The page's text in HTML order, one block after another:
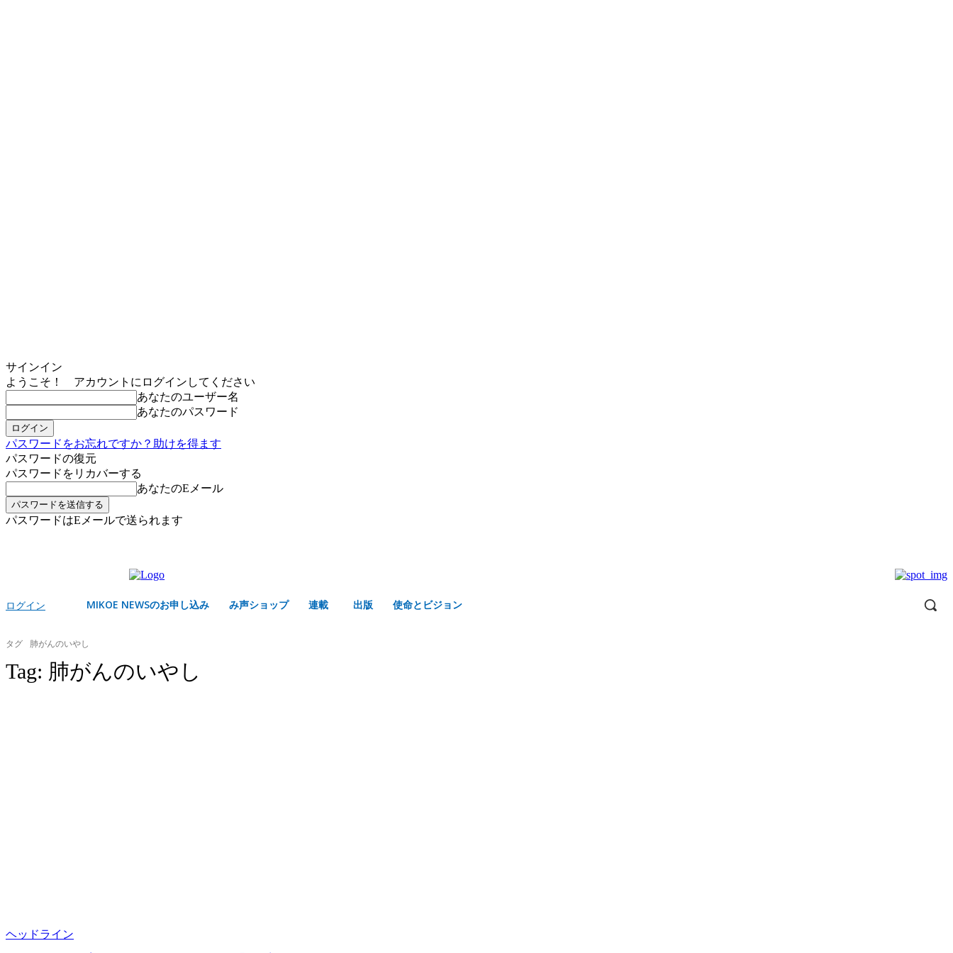
サインイン
ようこそ！ アカウントにログインしてください
あなたのユーザー名
あなたのパスワード
パスワードをお忘れですか？助けを得ます
パスワードの復元
パスワードをリカバーする
あなたのEメール
パスワードはEメールで送られます
ログイン MIKOE NEWSのお申し込み み声ショップ 連載 出版 使命とビジョン
タグ 肺がんのいやし
Tag: 肺がんのいやし
ヘッドライン